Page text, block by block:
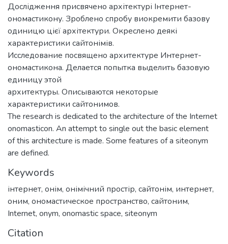
Дослідження присвячено архітектурі Інтернет-
ономастикону. Зроблено спробу виокремити базову
одиницю цієї архітектури. Окреслено деякі
характеристики сайтонімів.
Исследование посвящено архитектуре Интернет-
ономастикона. Делается попытка выделить базовую
единицу этой
архитектуры. Описываются некоторые
характеристики сайтонимов.
The research is dedicated to the architecture of the Internet
onomasticon. An attempt to single out the basic element
of this architecture is made. Some features of a siteonym
are defined.
Keywords
інтернет, онім, онімічний простір, сайтонім, интернет,
оним, ономастическое пространство, сайтоним,
Internet, onym, onomastic space, siteonym
Citation